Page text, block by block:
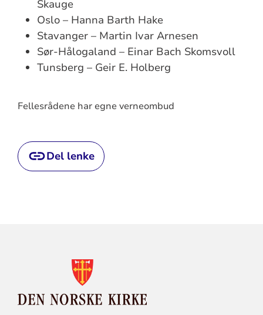
Skauge
Oslo – Hanna Barth Hake
Stavanger – Martin Ivar Arnesen
Sør-Hålogaland – Einar Bach Skomsvoll
Tunsberg – Geir E. Holberg
Fellesrådene har egne verneombud
Del lenke
NORSKE
KIRKE